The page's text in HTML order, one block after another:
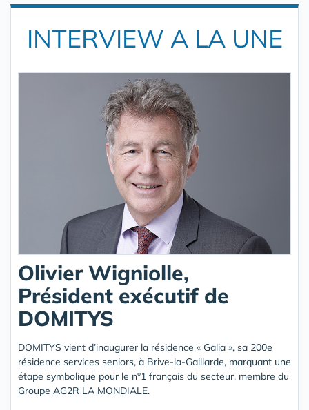
INTERVIEW A LA UNE
Olivier Wigniolle,
Président exécutif de
DOMITYS
DOMITYS vient d’inaugurer la résidence « Galia », sa 200e
résidence services seniors, à Brive-la-Gaillarde, marquant une
étape symbolique pour le n°1 français du secteur, membre du
Groupe AG2R LA MONDIALE.